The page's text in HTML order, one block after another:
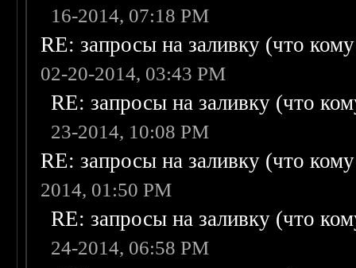
16-2014, 07:18 PM
RE: запросы на заливку (что
02-20-2014, 03:43 PM
RE: запросы на заливку (что
23-2014, 10:08 PM
RE: запросы на заливку (что
2014, 01:50 PM
RE: запросы на заливку (что
24-2014, 06:58 PM